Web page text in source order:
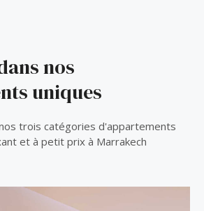
nos
uniques
trois catégories d'appartements
et à petit prix à Marrakech